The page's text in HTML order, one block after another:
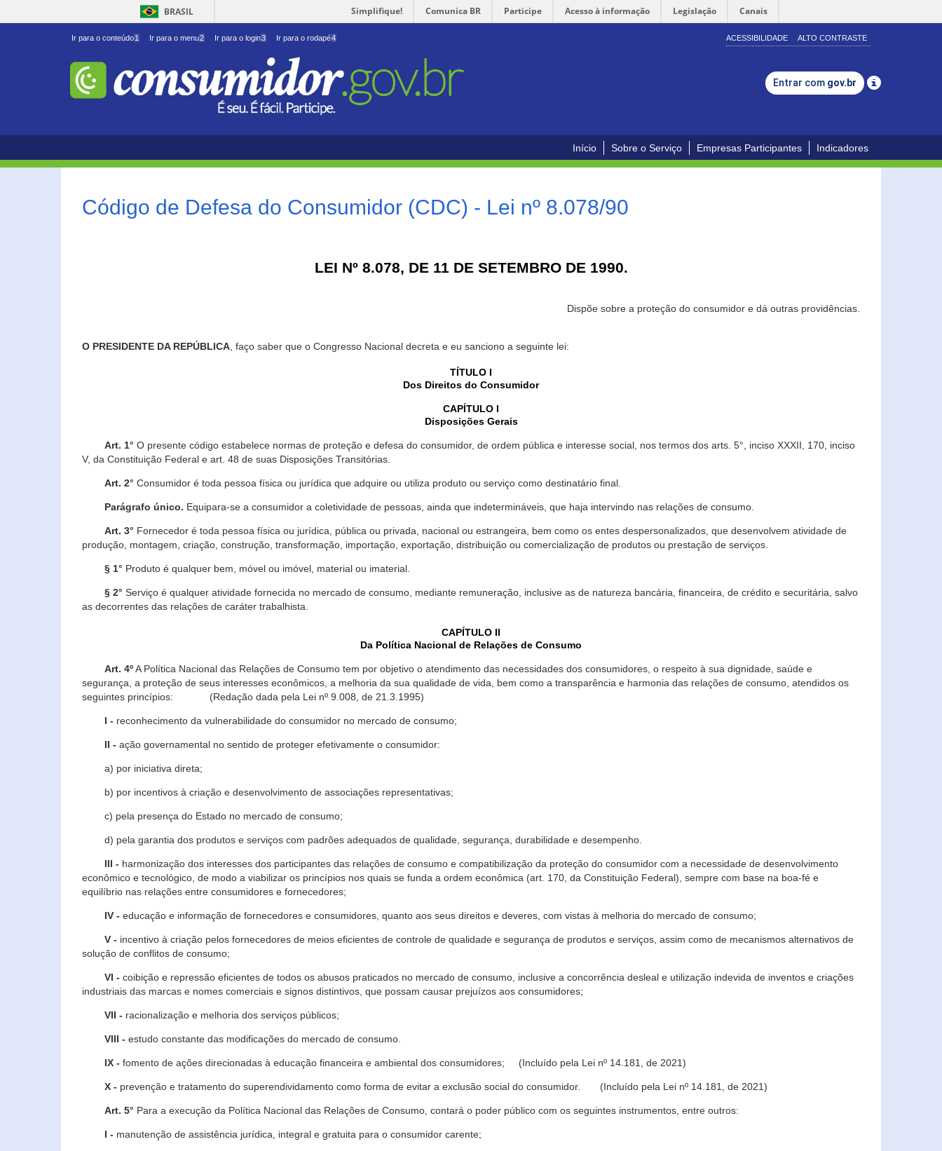
BRASIL Simplifique! Comunica BR Participe Acesso à informação Legislação Canais
Ir para o conteúdo1 Ir para o menu2 Ir para o login3 Ir para o rodapé4 ACESSIBILIDADE ALTO CONTRASTE
Entrar com gov.br
Início Sobre o Serviço Empresas Participantes Indicadores
Código de Defesa do Consumidor (CDC) - Lei nº 8.078/90
LEI Nº 8.078, DE 11 DE SETEMBRO DE 1990.
Dispõe sobre a proteção do consumidor e dá outras providências.
O PRESIDENTE DA REPÚBLICA, faço saber que o Congresso Nacional decreta e eu sanciono a seguinte lei:
TÍTULO I
Dos Direitos do Consumidor
CAPÍTULO I
Disposições Gerais
Art. 1° O presente código estabelece normas de proteção e defesa do consumidor, de ordem pública e interesse social, nos termos dos arts. 5°, inciso XXXII, 170, inciso
V, da Constituição Federal e art. 48 de suas Disposições Transitórias.
Art. 2° Consumidor é toda pessoa física ou jurídica que adquire ou utiliza produto ou serviço como destinatário final.
Parágrafo único. Equipara-se a consumidor a coletividade de pessoas, ainda que indetermináveis, que haja intervindo nas relações de consumo.
Art. 3° Fornecedor é toda pessoa física ou jurídica, pública ou privada, nacional ou estrangeira, bem como os entes despersonalizados, que desenvolvem atividade de
produção, montagem, criação, construção, transformação, importação, exportação, distribuição ou comercialização de produtos ou prestação de serviços.
§ 1° Produto é qualquer bem, móvel ou imóvel, material ou imaterial.
§ 2° Serviço é qualquer atividade fornecida no mercado de consumo, mediante remuneração, inclusive as de natureza bancária, financeira, de crédito e securitária, salvo
as decorrentes das relações de caráter trabalhista.
CAPÍTULO II
Da Política Nacional de Relações de Consumo
Art. 4ºA Política Nacional das Relações de Consumo tem por objetivo o atendimento das necessidades dos consumidores, o respeito à sua dignidade, saúde e
segurança, a proteção de seus interesses econômicos, a melhoria da sua qualidade de vida, bem como a transparência e harmonia das relações de consumo, atendidos os
seguintes princípios: (Redação dada pela Lei nº 9.008, de 21.3.1995)
I - reconhecimento da vulnerabilidade do consumidor no mercado de consumo;
II - ação governamental no sentido de proteger efetivamente o consumidor:
a) por iniciativa direta;
b) por incentivos à criação e desenvolvimento de associações representativas;
c) pela presença do Estado no mercado de consumo;
d) pela garantia dos produtos e serviços com padrões adequados de qualidade, segurança, durabilidade e desempenho.
III - harmonização dos interesses dos participantes das relações de consumo e compatibilização da proteção do consumidor com a necessidade de desenvolvimento
econômico e tecnológico, de modo a viabilizar os princípios nos quais se funda a ordem econômica (art. 170, da Constituição Federal), sempre com base na boa-fé e
equilíbrio nas relações entre consumidores e fornecedores;
IV - educação e informação de fornecedores e consumidores, quanto aos seus direitos e deveres, com vistas à melhoria do mercado de consumo;
V - incentivo à criação pelos fornecedores de meios eficientes de controle de qualidade e segurança de produtos e serviços, assim como de mecanismos alternativos de
solução de conflitos de consumo;
VI - coibição e repressão eficientes de todos os abusos praticados no mercado de consumo, inclusive a concorrência desleal e utilização indevida de inventos e criações
industriais das marcas e nomes comerciais e signos distintivos, que possam causar prejuízos aos consumidores;
VII - racionalização e melhoria dos serviços públicos;
VIII - estudo constante das modificações do mercado de consumo.
IX - fomento de ações direcionadas à educação financeira e ambiental dos consumidores; (Incluído pela Lei nº 14.181, de 2021)
X - prevenção e tratamento do superendividamento como forma de evitar a exclusão social do consumidor. (Incluído pela Lei nº 14.181, de 2021)
Art. 5° Para a execução da Política Nacional das Relações de Consumo, contará o poder público com os seguintes instrumentos, entre outros:
I - manutenção de assistência jurídica, integral e gratuita para o consumidor carente;